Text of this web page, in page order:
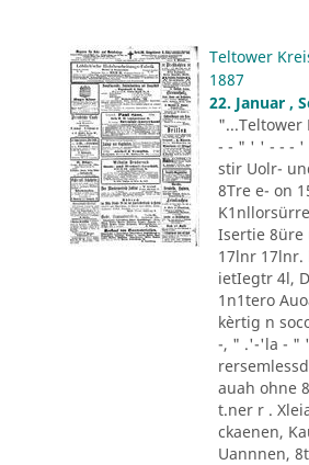
Teltower
1887
22. Januar ,
"...Teltower
- - " ' ' - - - '
stir Uolr-
8Tre e- on
Isertie 8üre
17lnr
ietIegtr 4l,
1n1tero
kèrtig n
-, " .'-'la - "
auah ohne
t.ner r .
ckaenen,
Uannnen,